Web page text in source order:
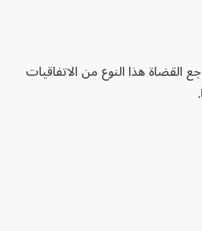
القضاة هذا النوع من الاتفاقيات